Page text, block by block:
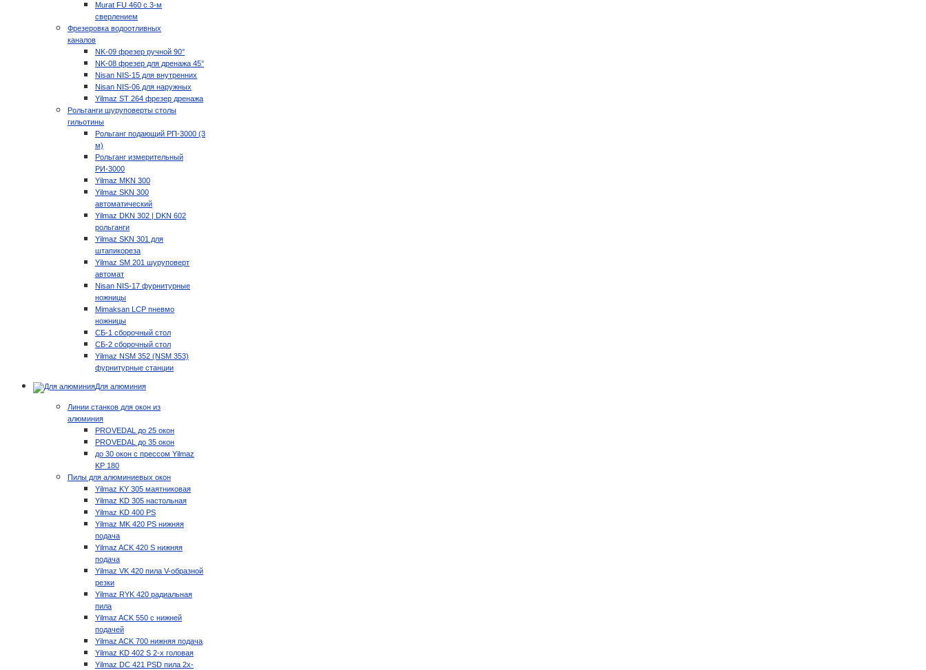
Murat FU 460 с 3-м
сверлением
Фрезеровка водоотливных
каналов
NK-09 фрезер ручной 90°
NK-08 фрезер для дренажа 45°
Nisan NIS-15 для внутренних
Nisan NIS-06 для наружных
Yilmaz ST 264 фрезер дренажа
Рольганги шуруповерты столы
гильотины
Рольганг подающий РП-3000 (3
м)
Рольганг измерительный
РИ-3000
Yilmaz MKN 300
Yilmaz SKN 300
автоматический
Yilmaz DKN 302 | DKN 602
рольганги
Yilmaz SKN 301 для
штапикореза
Yilmaz SM 201 шуруповерт
автомат
Nisan NIS-17 фурнитурные
ножницы
Mimaksan LCP пневмо
ножницы
СБ-1 сборочный стол
СБ-2 сборочный стол
Yilmaz NSM 352 (NSM 353)
фурнитурные станции
Для алюминия
Линии станков для окон из
алюминия
PROVEDAL до 25 окон
PROVEDAL до 35 окон
до 30 окон с прессом Yilmaz
KP 180
Пилы для алюминиевых окон
Yilmaz KY 305 маятниковая
Yilmaz KD 305 настольная
Yilmaz KD 400 PS
Yilmaz MK 420 PS нижняя
подача
Yilmaz ACK 420 S нижняя
подача
Yilmaz VK 420 пила V-образной
резки
Yilmaz RYK 420 радиальная
пила
Yilmaz ACK 550 с нижней
подачей
Yilmaz ACK 700 нижняя подача
Yilmaz KD 402 S 2-х головая
Yilmaz DC 421 PSD пила 2х-